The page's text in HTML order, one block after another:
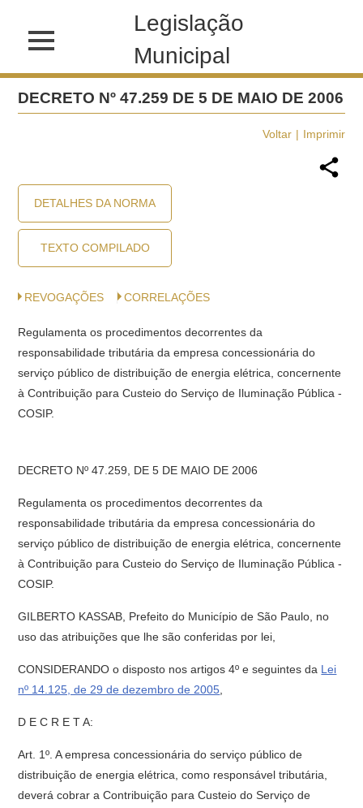
Legislação
Municipal
DECRETO Nº 47.259 DE 5 DE MAIO DE 2006
Voltar Imprimir
DETALHES DA NORMA
TEXTO COMPILADO
REVOGAÇÕES CORRELAÇÕES
Regulamenta os procedimentos decorrentes da
responsabilidade tributária da empresa concessionária do
serviço público de distribuição de energia elétrica, concernente
à Contribuição para Custeio do Serviço de Iluminação Pública -
COSIP.
DECRETO Nº 47.259, DE 5 DE MAIO DE 2006
Regulamenta os procedimentos decorrentes da
responsabilidade tributária da empresa concessionária do
serviço público de distribuição de energia elétrica, concernente
à Contribuição para Custeio do Serviço de Iluminação Pública -
COSIP.
GILBERTO KASSAB, Prefeito do Município de São Paulo, no
uso das atribuições que lhe são conferidas por lei,
CONSIDERANDO o disposto nos artigos 4º e seguintes da Lei
nº 14.125, de 29 de dezembro de 2005
D E C R E T A:
Art. 1º. A empresa concessionária do serviço público de
distribuição de energia elétrica, como responsável tributária,
deverá cobrar a Contribuição para Custeio do Serviço de